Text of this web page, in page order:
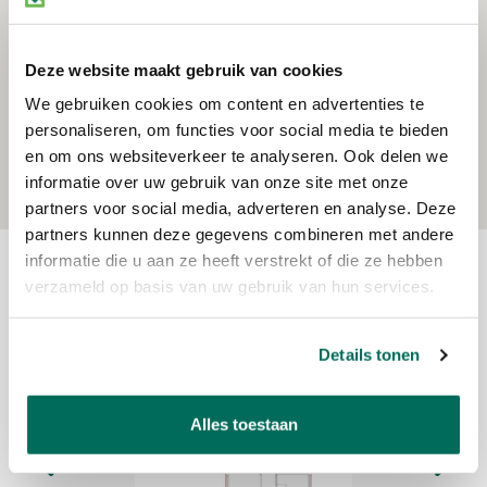
Deze website maakt gebruik van cookies
We gebruiken cookies om content en advertenties te
personaliseren, om functies voor social media te bieden
en om ons websiteverkeer te analyseren. Ook delen we
informatie over uw gebruik van onze site met onze
partners voor social media, adverteren en analyse. Deze
partners kunnen deze gegevens combineren met andere
informatie die u aan ze heeft verstrekt of die ze hebben
verzameld op basis van uw gebruik van hun services.
Details tonen
Alles toestaan
van drie maanden huur inclusief servicekosten en BTW.
huuringangsdatum, op basis van de wijziging van het
maandprijsindexcijfer volgens de consumentenprijsindex (CPI)
reeks alle huishoudens (2015=100), gepubliceerd door het
Centraal Bureau voor de Statistiek (CBS).
• Huurovereenkomst: gebaseerd op het model zoals in 2025 is
vastgesteld door de Raad voor Onroerende Zaken (ROZ).
• Aanvaarding/oplevering: in overleg.
VESTIGINGSVOORWAARDEN
Het object is bestemd voor een onderneming die staat
verzekeringsvoorwaarden en – indien van toepassing – het VvE-
Reistijd Voorzieningen
PLATTEGRONDEN